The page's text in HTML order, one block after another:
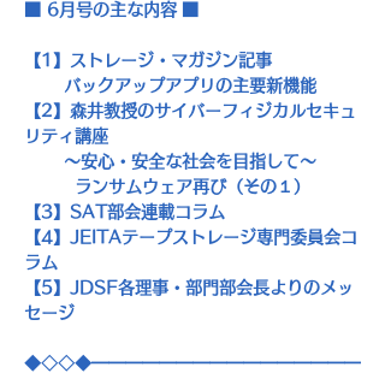
6月号の主な内容 ■
【1 】ストレージ・マガジン記事
バックアップアプリの主要新機能
【2 】森井教授のサイバーフィジカルセキュ
リティ講座
～安心・安全な社会を目指して～
ランサムウェア再び（その１）
【3】 SAT 部会連載コラム
【4】 JEITAテープストレージ専門委員会コ
ラム
【5】 JDSF各理事・部門部会長よりのメッ
セージ
◆◇◇◆━━━━━━━━━━━━━━━━